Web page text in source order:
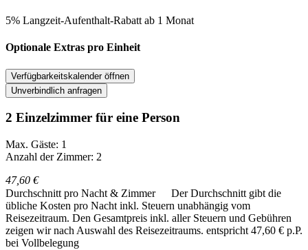
5% Langzeit-Aufenthalt-Rabatt ab 1 Monat
Optionale Extras pro Einheit
Verfügbarkeitskalender öffnen
Unverbindlich anfragen
2 Einzelzimmer für eine Person
Max. Gäste: 1
Anzahl der Zimmer: 2
47,60 €
Durchschnitt pro Nacht & Zimmer
Der Durchschnitt gibt die
übliche Kosten pro Nacht inkl. Steuern unabhängig vom
Reisezeitraum. Den Gesamtpreis inkl. aller Steuern und Gebühren
zeigen wir nach Auswahl des Reisezeitraums. entspricht 47,60 € p.P.
bei Vollbelegung